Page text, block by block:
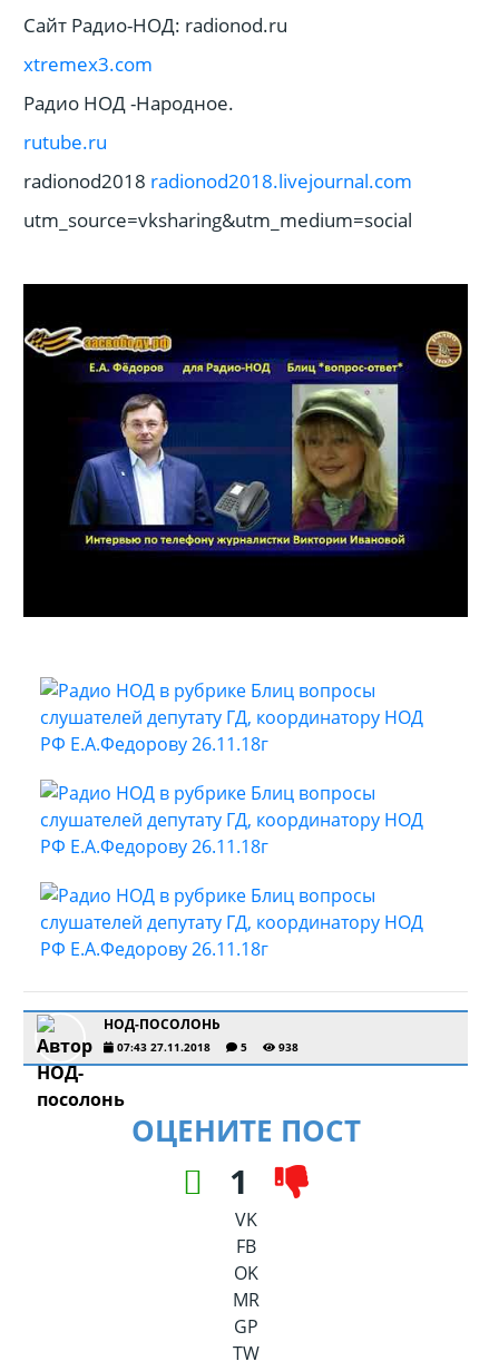
Сайт Радио-НОД: radionod.ru
xtremex3.com
Радио НОД -Народное.
rutube.ru
radionod2018 radionod2018.livejournal.com
utm_source=vksharing&utm_medium=social
НОД-ПОСОЛОНЬ
07:43 27.11.2018 5 938
ОЦЕНИТЕ ПОСТ
1
VK
FB
OK
MR
GP
TW